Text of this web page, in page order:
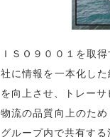
ＩＳＯ９００１を取
社に情報を一本化し
を向上させ、トレーサ
物流の品質向上のた
グループ内で共有す